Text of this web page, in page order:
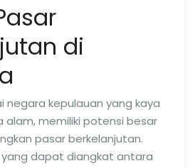
di
negara kepulauan yang kaya
alam, memiliki potensi besar
pasar berkelanjutan.
dapat diangkat antara